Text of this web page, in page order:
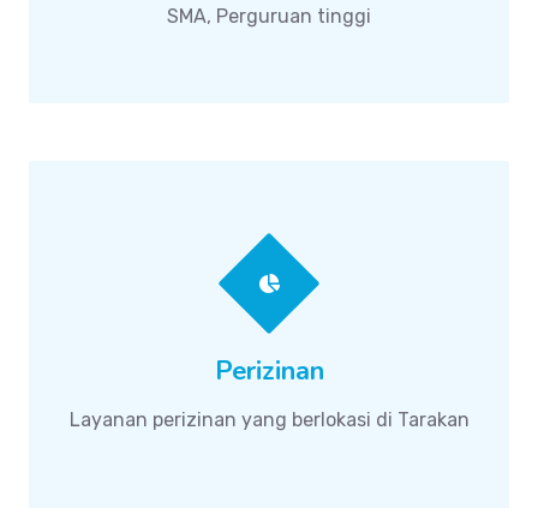
SMA, Perguruan tinggi
Perizinan
Layanan perizinan yang berlokasi di Tarakan